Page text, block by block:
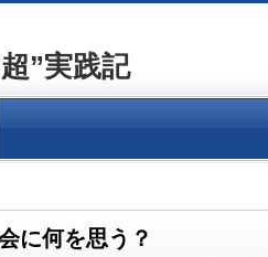
”実践記
に何を思う？